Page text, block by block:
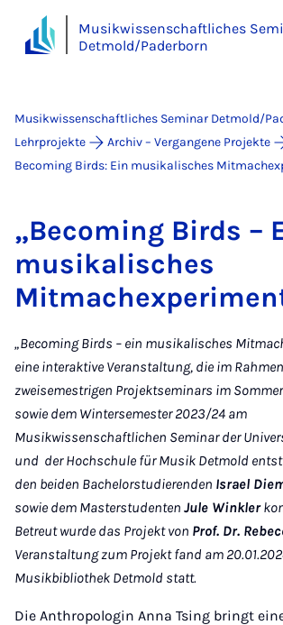
Musikwissenschaftliches
Detmold/Paderborn
Musikwissenschaftliches Seminar Detmold/
Lehrprojekte
Archiv – Vergangene Projekte
Becoming Birds: Ein musikalisches
„Becoming Birds –
musikalisches
„Becoming Birds – ein musikalisches
eine interaktive Veranstaltung, die im
zweisemestrigen Projektseminars im
sowie dem Wintersemester 2023/24 am
Musikwissenschaftlichen Seminar der
und der Hochschule für Musik Detmold
den beiden Bachelorstudierenden Israel
sowie dem Masterstudenten Jule Winkler
Betreut wurde das Projekt von Prof. Dr.
Veranstaltung zum Projekt fand am
Musikbibliothek Detmold statt.
Die Anthropologin Anna Tsing bringt